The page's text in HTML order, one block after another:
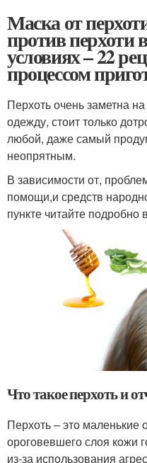
Маска от
против перхоти
условиях – 22
процессом
Перхоть очень заметна
одежду, стоит только
любой, даже самый
неопрятным.
В зависимости от,
помощи,и средств
пункте читайте подробно
Что такое перхоть и
Перхоть – это маленькие
ороговевшего слоя кожи
из-за использования